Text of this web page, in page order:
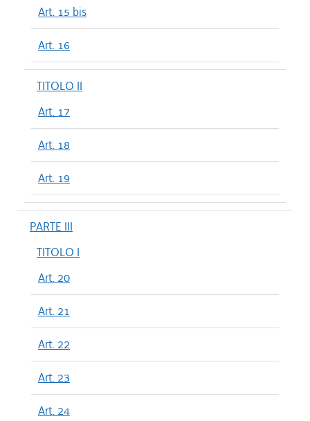
Art. 15 bis
Art. 16
TITOLO II
Art. 17
Art. 18
Art. 19
PARTE III
TITOLO I
Art. 20
Art. 21
Art. 22
Art. 23
Art. 24